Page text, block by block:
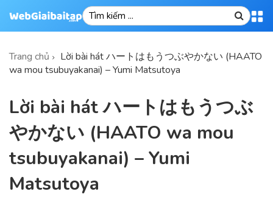
Trang chủ
Lời bài hát ハートはもうつぶやかない (HAATO
wa mou tsubuyakanai) – Yumi Matsutoya
Lời bài hát ハートはもうつぶ
やかない (HAATO wa mou
tsubuyakanai) – Yumi
Matsutoya